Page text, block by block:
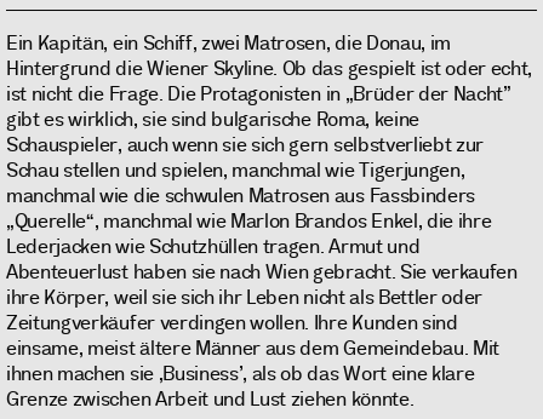
Ein Kapitän, ein Schiff, zwei Matrosen, die Donau, im
Hintergrund die Wiener Skyline. Ob das gespielt ist oder echt,
ist nicht die Frage. Die Protagonisten in „Brüder der Nacht”
gibt es wirklich, sie sind bulgarische Roma, keine
Schauspieler, auch wenn sie sich gern selbstverliebt zur
Schau stellen und spielen, manchmal wie Tigerjungen,
manchmal wie die schwulen Matrosen aus Fassbinders
„Querelle“, manchmal wie Marlon Brandos Enkel, die ihre
Lederjacken wie Schutzhüllen tragen. Armut und
Abenteuerlust haben sie nach Wien gebracht. Sie verkaufen
ihre Körper, weil sie sich ihr Leben nicht als Bettler oder
Zeitungverkäufer verdingen wollen. Ihre Kunden sind
einsame, meist ältere Männer aus dem Gemeindebau. Mit
ihnen machen sie ‚Business’, als ob das Wort eine klare
Grenze zwischen Arbeit und Lust ziehen könnte.